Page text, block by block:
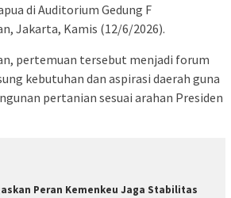
di Auditorium Gedung F
Jakarta, Kamis (12/6/2026).
pertemuan tersebut menjadi forum
kebutuhan dan aspirasi daerah guna
pertanian sesuai arahan Presiden
Peran Kemenkeu Jaga Stabilitas